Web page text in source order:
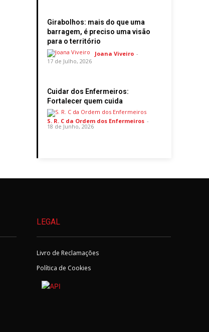
Girabolhos: mais do que uma
barragem, é preciso uma visão
para o território
Joana Viveiro -
17 de Julho, 2026
Cuidar dos Enfermeiros:
Fortalecer quem cuida
S. R. C da Ordem dos Enfermeiros -
18 de Junho, 2026
LEGAL
Livro de Reclamações
Política de Cookies